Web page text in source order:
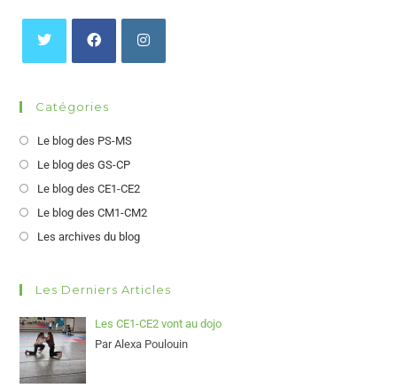
Catégories
Le blog des PS-MS
Le blog des GS-CP
Le blog des CE1-CE2
Le blog des CM1-CM2
Les archives du blog
Les Derniers Articles
Les CE1-CE2 vont au dojo
Par Alexa Poulouin